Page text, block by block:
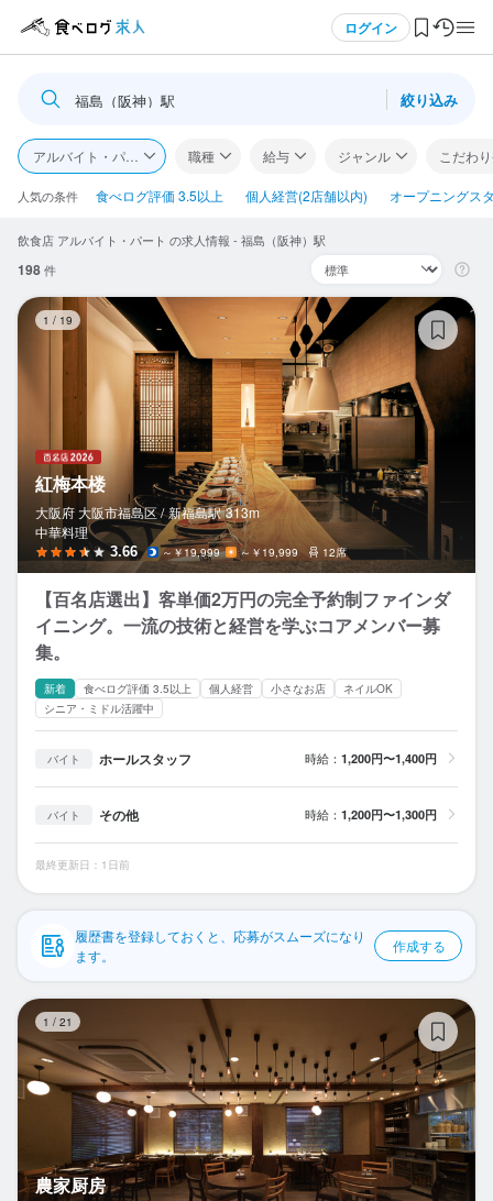
ログイン
ログイン・無料会員登録
食べログ求人TOP
求人検索
閲覧履歴
気になる求人
検索履歴・保存した条件
応募履歴
WEB履歴書
スカウト・メルマガ受信設定
ヘルプ・お問い合わせフォーム
掲載をご検討の店舗様へ
プライバシーポリシー
利用規約
企業情報
福島（阪神）駅 絞り込み
アルバイト・パート 職種 給与 ジャンル こだわ
人気の条件 食べログ評価 3.5以上 個人経営(2店舗以内) オープニングス
飲食店 アルバイト・パート の求人情報 - 福島（阪神）駅
198件
1 / 19
紅梅本楼
大阪府 大阪市福島区 / 新福島駅 313m
中華料理
3.66 ～￥19,999 ～￥19,999 12席
【百名店選出】客単価2万円の完全予約制ファインダ
イニング。一流の技術と経営を学ぶコアメンバー募
集。
新着 食べログ評価 3.5以上 個人経営 小さなお店
ネイルOK
シニア・ミドル活躍中
バイト ホールスタッフ 時給： 1,200円〜1,400円
バイト その他 時給： 1,200円〜1,300円
最終更新日：1日前
履歴書を登録しておくと、応募がスムーズになり
ます。
作成する
1 / 21
農家厨房